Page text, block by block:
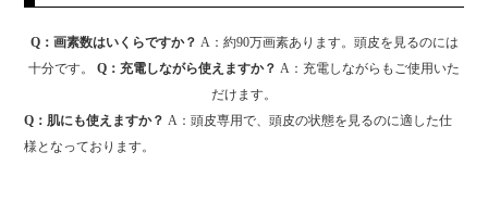
Q：画素数はいくらですか？ A：約90万画素あります。頭皮を見るのには
十分です。 Q：充電しながら使えますか？ A：充電しながらもご使用いた
だけます。
Q：肌にも使えますか？ A：頭皮専用で、頭皮の状態を見るのに適した仕
様となっております。